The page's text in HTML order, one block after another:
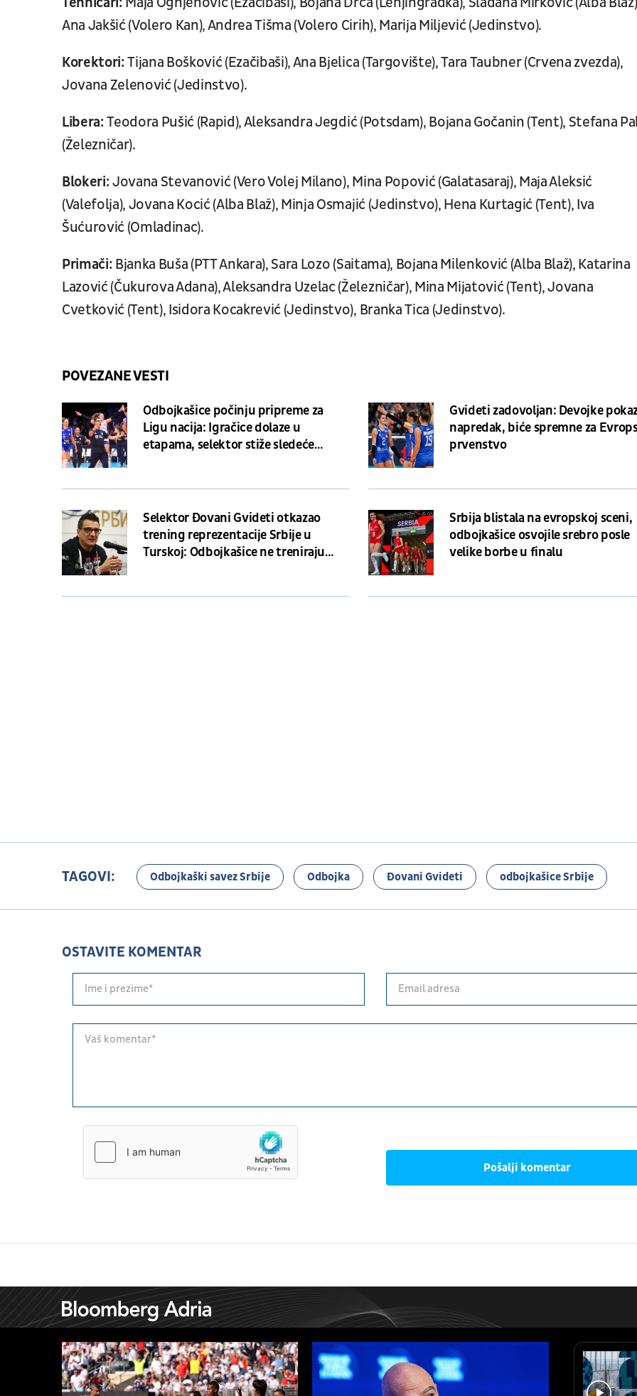
Ana Jakšić (Volero Kan), Andrea Tišma (Volero Cirih), Marija Miljević (Jedinstvo).
Korektori:Tijana Bošković (Ezačibaši), Ana Bjelica (Targovište), Tara Taubner (Crvena zvezda),
Jovana Zelenović (Jedinstvo).
Libera:Teodora Pušić (Rapid), Aleksandra Jegdić (Potsdam), Bojana Gočanin (Tent), Stefana
(Železničar).
Blokeri:Jovana Stevanović (Vero Volej Milano), Mina Popović (Galatasaraj), Maja Aleksić
(Valefolja), Jovana Kocić (Alba Blaž), Minja Osmajić (Jedinstvo), Hena Kurtagić (Tent), Iva
Šućurović (Omladinac).
Primači: Bjanka Buša (PTT Ankara), Sara Lozo (Saitama), Bojana Milenković (Alba Blaž), Katarina
Lazović (Čukurova Adana), Aleksandra Uzelac (Železničar), Mina Mijatović (Tent), Jovana
Cvetković (Tent), Isidora Kocakrević (Jedinstvo), Branka Tica (Jedinstvo).
POVEZANE VESTI
Odbojkašice počinju pripreme za
Ligu nacija: Igračice dolaze u
etapama, selektor stiže sledeće
Gvideti zadovoljan: Devojke
napredak, biće spremne za
prvenstvo
Selektor Đovani Gvideti otkazao
trening reprezentacije Srbije u
Turskoj: Odbojkašice ne treniraju
Srbija blistala na evropskoj sceni,
odbojkašice osvojile srebro posle
velike borbe u finalu
TAGOVI: Odbojkaški savez Srbije Odbojka Đovani Gvideti odbojkašice Srbije
OSTAVITE KOMENTAR
Pošalji komentar